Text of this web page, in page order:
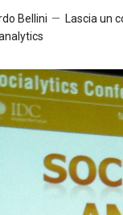
Bellini
Lascia un